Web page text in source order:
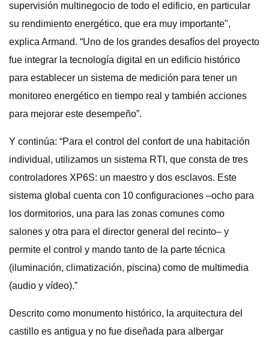
supervisión multinegocio de todo el edificio, en particular
su rendimiento energético, que era muy importante",
explica Armand. “Uno de los grandes desafíos del proyecto
fue integrar la tecnología digital en un edificio histórico
para establecer un sistema de medición para tener un
monitoreo energético en tiempo real y también acciones
para mejorar este desempeño”.
Y continúa: “Para el control del confort de una habitación
individual, utilizamos un sistema RTI, que consta de tres
controladores XP6S: un maestro y dos esclavos. Este
sistema global cuenta con 10 configuraciones –ocho para
los dormitorios, una para las zonas comunes como
salones y otra para el director general del recinto– y
permite el control y mando tanto de la parte técnica
(iluminación, climatización, piscina) como de multimedia
(audio y vídeo).”
Descrito como monumento histórico, la arquitectura del
castillo es antigua y no fue diseñada para albergar